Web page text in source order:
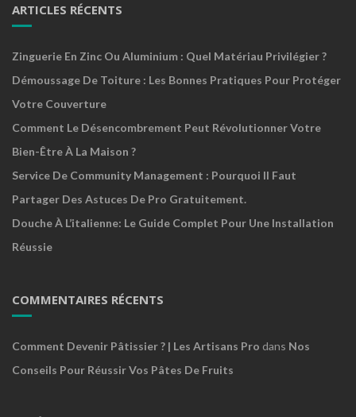
ARTICLES RÉCENTS
Zinguerie En Zinc Ou Aluminium : Quel Matériau Privilégier ?
Démoussage De Toiture : Les Bonnes Pratiques Pour Protéger
Votre Couverture
Comment Le Désencombrement Peut Révolutionner Votre
Bien-Être À La Maison ?
Service De Community Management : Pourquoi Il Faut
Partager Des Astuces De Pro Gratuitement.
Douche À L’italienne: Le Guide Complet Pour Une Installation
Réussie
COMMENTAIRES RÉCENTS
Comment Devenir Pâtissier ? | Les Artisans Pro dans Nos
Conseils Pour Réussir Vos Pâtes De Fruits